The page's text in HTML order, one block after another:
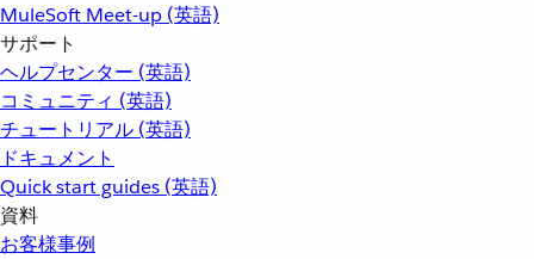
MuleSoft Meet-up (英語)
サポート
ヘルプセンター (英語)
コミュニティ (英語)
チュートリアル (英語)
ドキュメント
Quick start guides (英語)
資料
お客様事例